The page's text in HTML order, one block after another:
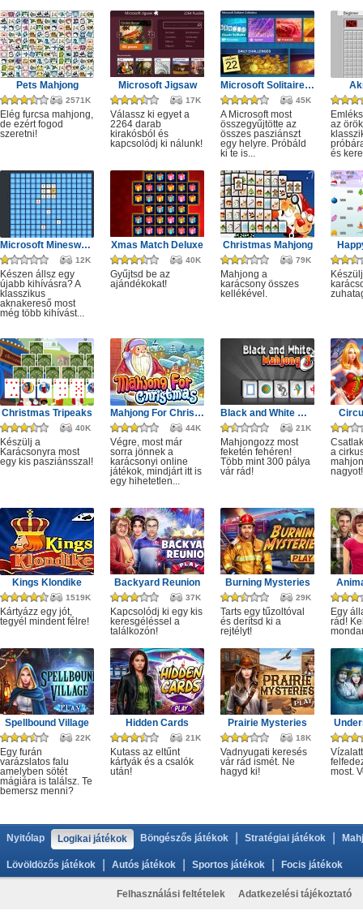
Pets Mahjong
2571K
Elég furcsa mahjong,
de ezért fogod
szeretni!
Microsoft Jigsaw
17K
Válassz ki egyet a
2264 darab
kirakósból és
kapcsolódj ki nálunk!
Microsoft Solitaire Collection
45K
A Microsoft most
összegyűjtötte az
összes pasziánszt
egy helyre. Próbáld
ki te is...
az örök
és
Microsoft Minesweeper
12K
Készen állsz egy
újabb kihívásra? A
klasszikus
aknakereső most
még több kihívást...
Xmas Match Deluxe
40K
Gyűjtsd be az
ajándékokat!
Christmas Mahjong
79K
Mahjong a
karácsony összes
kellékével.
Christmas Tripeaks
40K
Készülj a
Karácsonyra most
egy kis pasziánsszal!
Mahjong For Christmas
44K
Végre, most már
sorra jönnek a
karácsonyi online
játékok, mindjárt itt is
egy hihetetlen...
Black and White Mahjong 3
21K
Mahjongozz most
feketén fehéren!
Több mint 300 pálya
vár rád!
a
nagyot!
Kings Klondike
1519K
Kártyázz egy jót,
tegyél mindent félre!
Backyard Reunion
37K
Kapcsolódj ki egy kis
keresgéléssel a
találkozón!
Burning Mysteries
29K
Tarts egy tűzoltóval
és derítsd ki a
rejtélyt!
Egy
rád!
Spellbound Village
22K
Egy furán
varázslatos falu
amelyben sötét
mágiára is találsz. Te
bemersz menni?
Hidden Cards
21K
Kutass az eltűnt
kártyák és a csalók
után!
Prairie Mysteries
18K
Vadnyugati keresés
vár rád ismét. Ne
hagyd ki!
most.
Nyitólap Logikai játékok Böngészős játékok Stratégiai játékok
Lövöldözős játékok Autós játékok Sportos játékok Focis játékok
Felhasználási feltételek Adatkezelési tájékoztató